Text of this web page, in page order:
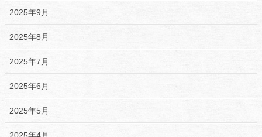
2025年9月
2025年8月
2025年7月
2025年6月
2025年5月